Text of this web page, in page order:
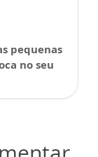
pequenas
no seu